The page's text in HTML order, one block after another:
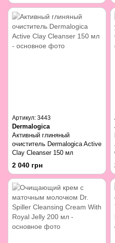
Артикул: 3443
Dermalogica
Активный глиняный
очиститель Dermalogica Active
Clay Cleanser 150 мл
2 040 грн